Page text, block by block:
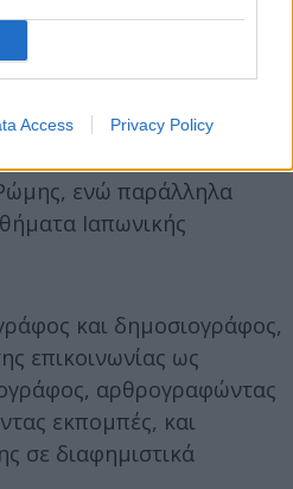
Access Privacy Policy
γεννήθηκε στη
υποκριτική σε Ελλάδα
των πανεπιστημίων
ενώ παράλληλα
Ιαπωνικής
και δημοσιογράφος,
επικοινωνίας ως
αρθρογραφώντας
εκπομπές, και
σε διαφημιστικά